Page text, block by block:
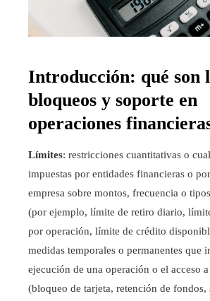
Introducción: qué son
bloqueos y soporte en
operaciones
Límites: restricciones cuantitativas o
impuestas por entidades financieras o
empresa sobre montos, frecuencia o
(por ejemplo, límite de retiro diario,
por operación, límite de crédito
medidas temporales o permanentes que
ejecución de una operación o el acceso
(bloqueo de tarjeta, retención de fondos,